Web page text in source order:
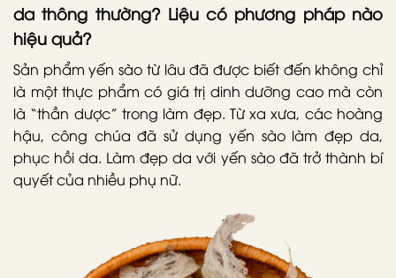
da thông thường? Liệu có phương pháp nào
hiệu quả?
Sản phẩm yến sào từ lâu đã được biết đến không chỉ
là một thực phẩm có giá trị dinh dưỡng cao mà còn
là “thần dược” trong làm đẹp. Từ xa xưa, các hoàng
hậu, công chúa đã sử dụng yến sào làm đẹp da,
phục hồi da. Làm đẹp da với yến sào đã trở thành bí
quyết của nhiều phụ nữ.